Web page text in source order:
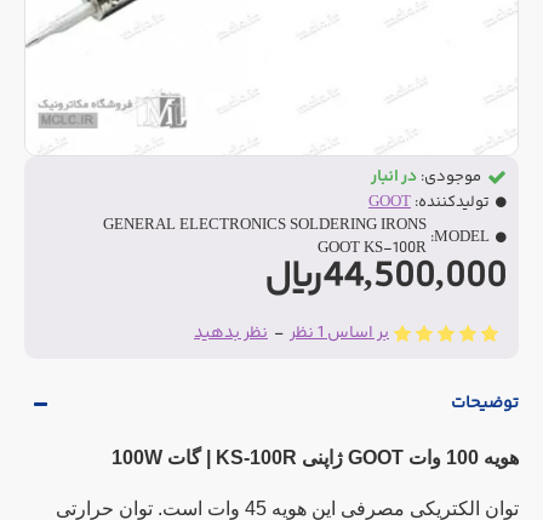
بر اساس 1 نظر - نظر بدهید
44,500,000ریال
موجودی: در انبار
تولیدکننده: GOOT
MODEL:
GENERAL ELECTRONICS SOLDERING IRONS
GOOT KS-100R
توضیحات
هویه 100 وات GOOT ژاپنی KS-100R | گات 100W
توان الکتریکی مصرفی این هویه 45 وات است. توان حرارتی